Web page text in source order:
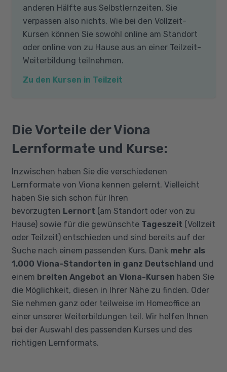
anderen Hälfte aus Selbstlernzeiten. Sie
verpassen also nichts. Wie bei den Vollzeit-
Kursen können Sie sowohl online am Standort
oder online von zu Hause aus an einer Teilzeit-
Weiterbildung teilnehmen.
Zu den Kursen in Teilzeit
Die Vorteile der Viona
Lernformate und Kurse:
Inzwischen haben Sie die verschiedenen
Lernformate von Viona kennen gelernt. Vielleicht
haben Sie sich schon für Ihren
bevorzugten Lernort (am Standort oder von zu
Hause) sowie für die gewünschte Tageszeit (Vollzeit
oder Teilzeit) entschieden und sind bereits auf der
Suche nach einem passenden Kurs. Dank mehr als
1.000 Viona-Standorten in ganz Deutschland und
einem breiten Angebot an Viona-Kursen haben Sie
die Möglichkeit, diesen in Ihrer Nähe zu finden. Oder
Sie nehmen ganz oder teilweise im Homeoffice an
einer unserer Weiterbildungen teil. Wir helfen Ihnen
bei der Auswahl des passenden Kurses und des
richtigen Lernformats.